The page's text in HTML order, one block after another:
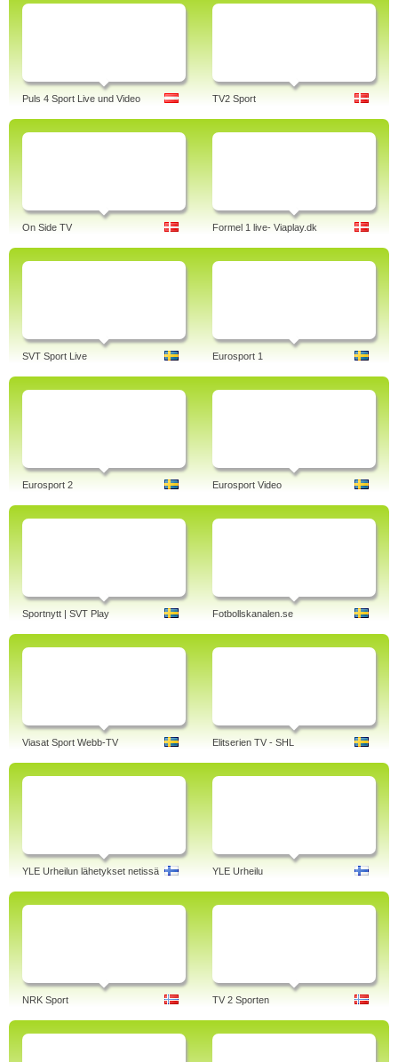
Puls 4 Sport Live und Video TV2 Sport
On Side TV Formel 1 live- Viaplay.dk
SVT Sport Live Eurosport 1
Eurosport 2 Eurosport Video
Sportnytt | SVT Play Fotbollskanalen.se
Viasat Sport Webb-TV Elitserien TV - SHL
YLE Urheilun lähetykset netissä YLE Urheilu
NRK Sport TV 2 Sporten